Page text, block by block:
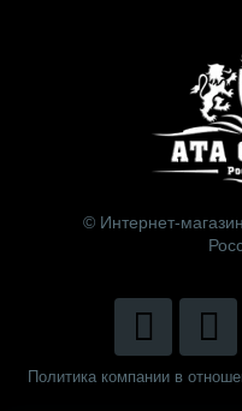
© Интернет-
Политика компании в